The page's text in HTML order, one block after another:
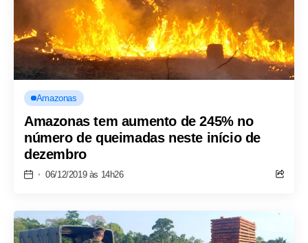
Amazonas
Amazonas tem aumento de 245% no
número de queimadas neste início de
dezembro
06/12/2019 às 14h26